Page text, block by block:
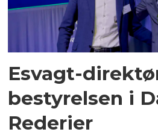
Esvagt-
bestyrelsen i
Rederier